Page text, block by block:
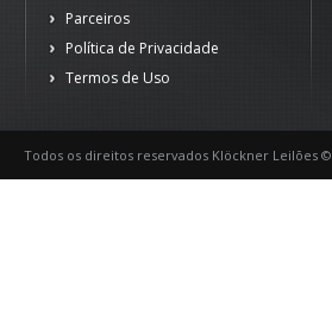
Parceiros
Política de Privacidade
Termos de Uso
Todos os direitos reservados Klöckner Leilões ©